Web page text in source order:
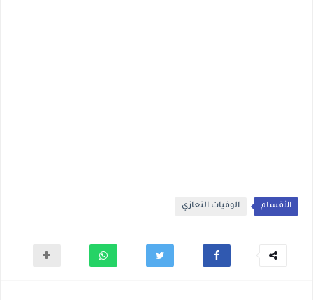
الأقسام الوفيات التعازي